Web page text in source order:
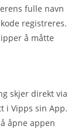
fulle navn
registreres.
å måtte
skjer direkt via
i Vipps sin App.
åpne appen